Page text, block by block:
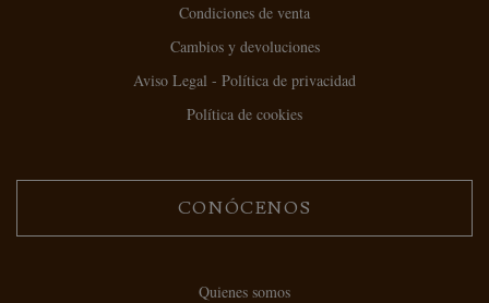
Condiciones de venta
Cambios y devoluciones
Aviso Legal - Política de privacidad
Política de cookies
CONÓCENOS
Quienes somos